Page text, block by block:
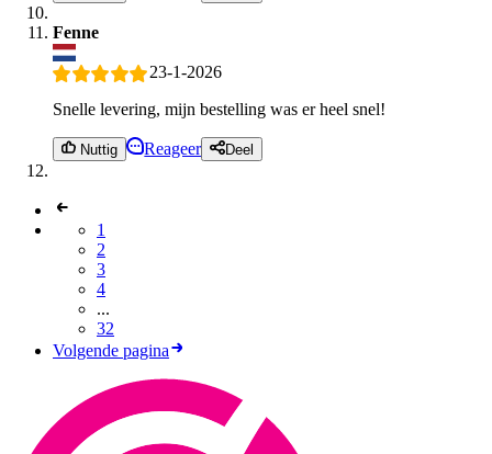
Fenne
23-1-2026
Snelle levering, mijn bestelling was er heel snel!
Nuttig Reageer Deel
1
2
3
4
...
32
Volgende pagina